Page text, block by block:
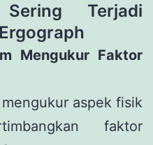
Terjadi
Mengukur Faktor
aspek fisik
faktor